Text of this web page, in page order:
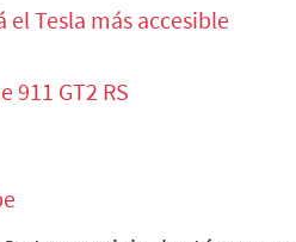
Tesla más accesible
911 GT2 RS